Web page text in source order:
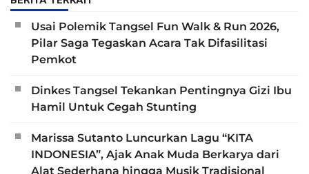
Usai Polemik Tangsel Fun Walk & Run 2026,
Pilar Saga Tegaskan Acara Tak Difasilitasi
Pemkot
Dinkes Tangsel Tekankan Pentingnya Gizi Ibu
Hamil Untuk Cegah Stunting
Marissa Sutanto Luncurkan Lagu “KITA
INDONESIA”, Ajak Anak Muda Berkarya dari
Alat Sederhana hingga Musik Tradisional